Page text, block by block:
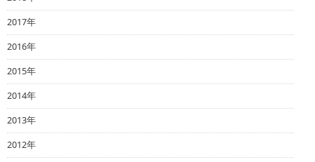
2017年
2016年
2015年
2014年
2013年
2012年